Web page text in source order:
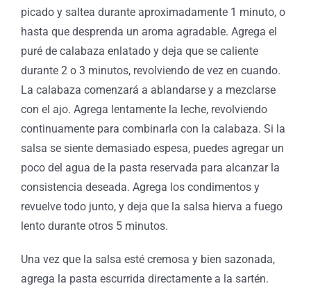
picado y saltea durante aproximadamente 1 minuto, o
hasta que desprenda un aroma agradable. Agrega el
puré de calabaza enlatado y deja que se caliente
durante 2 o 3 minutos, revolviendo de vez en cuando.
La calabaza comenzará a ablandarse y a mezclarse
con el ajo. Agrega lentamente la leche, revolviendo
continuamente para combinarla con la calabaza. Si la
salsa se siente demasiado espesa, puedes agregar un
poco del agua de la pasta reservada para alcanzar la
consistencia deseada. Agrega los condimentos y
revuelve todo junto, y deja que la salsa hierva a fuego
lento durante otros 5 minutos.
Una vez que la salsa esté cremosa y bien sazonada,
agrega la pasta escurrida directamente a la sartén.